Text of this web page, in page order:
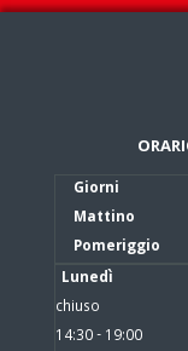
Giorni
Mattino
Pomeriggio
Lunedì
chiuso
14:30 - 19:00